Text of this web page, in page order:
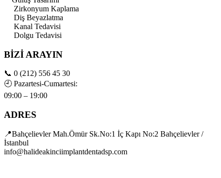
Zirkonyum Kaplama
Diş Beyazlatma
Kanal Tedavisi
Dolgu Tedavisi
BİZİ ARAYIN
📞 0 (212) 556 45 30
🕘 Pazartesi-Cumartesi:
09:00 – 19:00
ADRES
📍Bahçelievler Mah.Ömür Sk.No:1 İç Kapı No:2 Bahçelievler /
İstanbul
info@halideakinciimplantdentadsp.com